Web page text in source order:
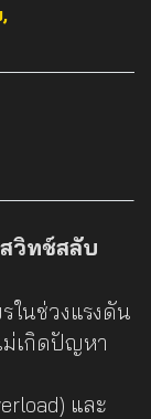
,
สวิทช์สลับ
ในช่วงแรงดัน
ม่เกิดปัญหา
และ